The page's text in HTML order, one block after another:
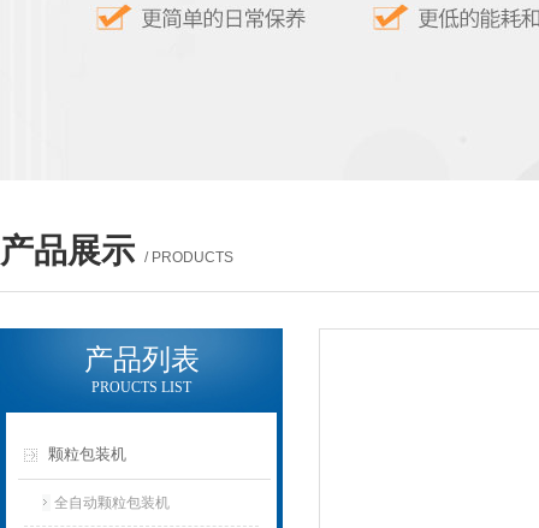
产品展示 / PRODUCTS
产品列表
PROUCTS LIST
颗粒包装机
全自动颗粒包装机